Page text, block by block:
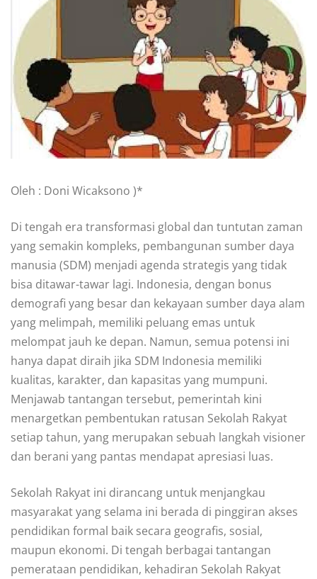
Oleh : Doni Wicaksono )*
Di tengah era transformasi global dan tuntutan zaman
yang semakin kompleks, pembangunan sumber daya
manusia (SDM) menjadi agenda strategis yang tidak
bisa ditawar-tawar lagi. Indonesia, dengan bonus
demografi yang besar dan kekayaan sumber daya alam
yang melimpah, memiliki peluang emas untuk
melompat jauh ke depan. Namun, semua potensi ini
hanya dapat diraih jika SDM Indonesia memiliki
kualitas, karakter, dan kapasitas yang mumpuni.
Menjawab tantangan tersebut, pemerintah kini
menargetkan pembentukan ratusan Sekolah Rakyat
setiap tahun, yang merupakan sebuah langkah visioner
dan berani yang pantas mendapat apresiasi luas.
Sekolah Rakyat ini dirancang untuk menjangkau
masyarakat yang selama ini berada di pinggiran akses
pendidikan formal baik secara geografis, sosial,
maupun ekonomi. Di tengah berbagai tantangan
pemerataan pendidikan, kehadiran Sekolah Rakyat